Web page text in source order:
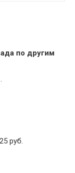
по другим
руб.